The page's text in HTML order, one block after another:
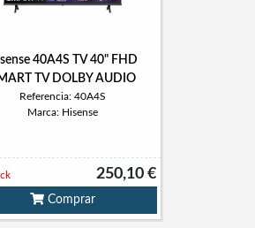
40A4S TV 40" FHD
TV DOLBY AUDIO
Referencia: 40A4S
Marca: Hisense
250,10 €
Comprar